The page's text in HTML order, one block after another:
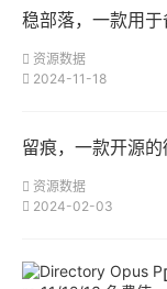
稳部落，一款用
资源数据
2024-11-18
留痕，一款开源
资源数据
2024-02-03